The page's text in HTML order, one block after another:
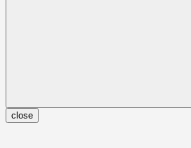
close